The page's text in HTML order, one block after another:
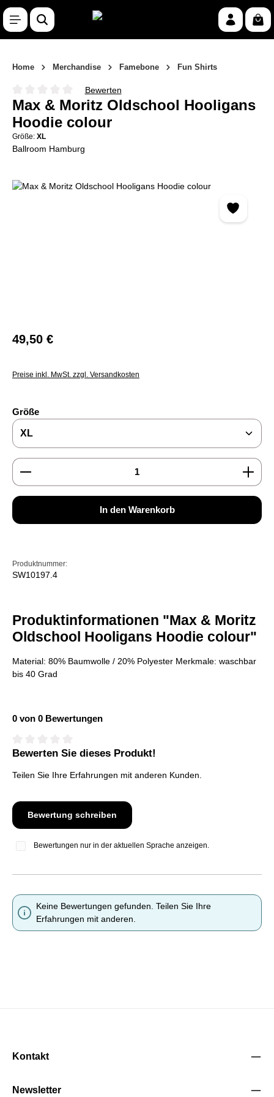
Zum Hauptinhalt springen
Home Merchandise Famebone Fun Shirts
Durchschnittliche Bewertung von 0 von 5 Sternen
Bewerten
Max & Moritz Oldschool Hooligans
Hoodie colour
Größe: XL
Ballroom Hamburg
Bildergalerie überspringen
Regulärer Preis:
49,50 €
Preise inkl. MwSt. zzgl. Versandkosten
Größeauswählen
Produkt Anzahl: Gib den gewünschten Wert ein
In den Warenkorb
Produktnummer:
SW10197.4
Produktinformationen "Max & Moritz
Oldschool Hooligans Hoodie colour"
Material: 80% Baumwolle / 20% Polyester Merkmale: waschbar
bis 40 Grad
0 von 0 Bewertungen
Durchschnittliche Bewertung von 0 von 5 Sternen
Bewerten Sie dieses Produkt!
Teilen Sie Ihre Erfahrungen mit anderen Kunden.
Bewertung schreiben
Bewertungen nur in der aktuellen Sprache anzeigen.
Keine Bewertungen gefunden. Teilen Sie Ihre
Erfahrungen mit anderen.
Kontakt
Newsletter